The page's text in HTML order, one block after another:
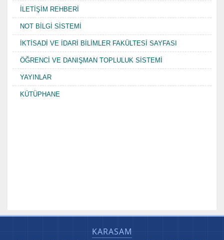
İLETİŞİM REHBERİ
NOT BİLGİ SİSTEMİ
İKTİSADİ VE İDARİ BİLİMLER FAKÜLTESİ SAYFASI
ÖĞRENCİ VE DANIŞMAN TOPLULUK SİSTEMİ
YAYINLAR
KÜTÜPHANE
KARASAM